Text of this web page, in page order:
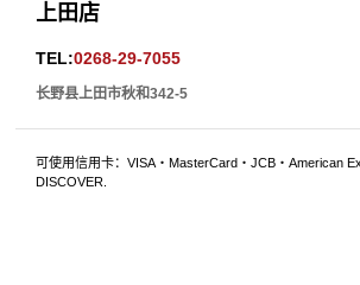
上田店
TEL:0268-29-7055
长野县上田市秋和342-5
可使用信用卡：VISA・MasterCard・JCB・American
DISCOVER.